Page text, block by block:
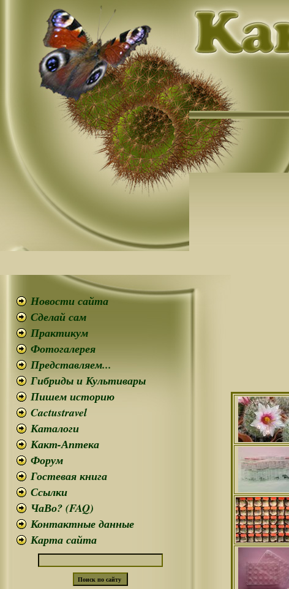
Новости сайта
Сделай сам
Практикум
Фотогалерея
Представляем...
Гибриды и Культивары
Пишем историю
Cactustravel
Каталоги
Какт-Аптека
Форум
Гостевая книга
Ссылки
ЧаВо? (FAQ)
Контактные данные
Карта сайта